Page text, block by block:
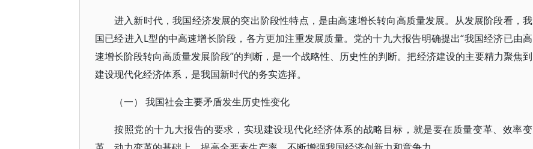
进入新时代，我国经济发展的突出阶段性特点，是由高速增长转向高质量发展。从发展阶段看，我
国已经进入L型的中高速增长阶段，各方更加注重发展质量。党的十九大报告明确提出“我国经济已由高
速增长阶段转向高质量发展阶段”的判断，是一个战略性、历史性的判断。把经济建设的主要精力聚焦到
建设现代化经济体系，是我国新时代的务实选择。
（一） 我国社会主要矛盾发生历史性变化
按照党的十九大报告的要求，实现建设现代化经济体系的战略目标，就是要在质量变革、效率变